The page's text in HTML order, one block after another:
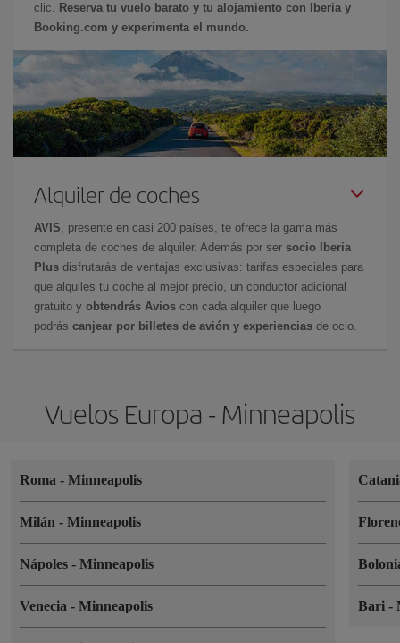
clic.
Reserva tu vuelo barato y tu alojamiento con Iberia y
Booking.com y experimenta el mundo.
Alquiler de coches
AVIS , presente en casi 200 países, te ofrece la gama más
completa de coches de alquiler. Además por ser socio Iberia
Plus disfrutarás de ventajas exclusivas: tarifas especiales para
que alquiles tu coche al mejor precio, un conductor adicional
gratuito y obtendrás Avios con cada alquiler que luego
podrás canjear por billetes de avión y experiencias de ocio.
Vuelos Europa - Minneapolis
Roma - Minneapolis
Milán - Minneapolis
Nápoles - Minneapolis
Venecia - Minneapolis Bari-